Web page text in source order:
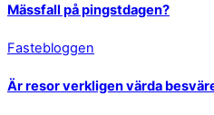
Mässfall på pingstdagen?
Fastebloggen
Är resor verkligen värda